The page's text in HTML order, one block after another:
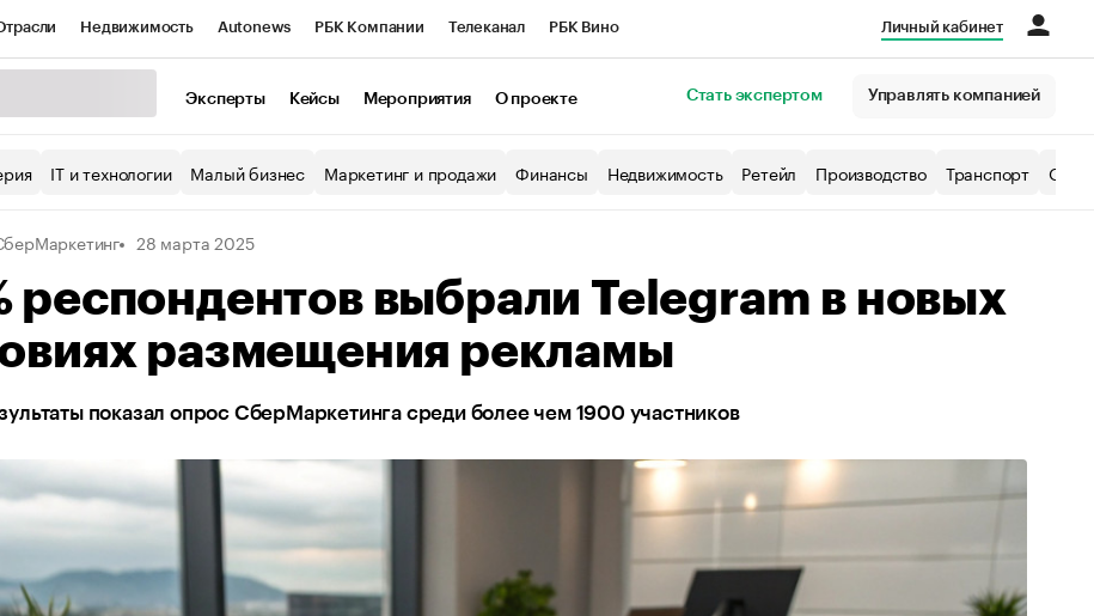
Недвижимость Autonews РБК Компании Телеканал РБК Вино
Экономика Бизнес
Личный кабинет
Эксперты Кейсы Мероприятия О проекте Стать экспертом Управлять компанией
IT и технологии Малый бизнес Маркетинг и продажи Финансы Недвижимость Ретейл Производство Транспорт
28 марта 2025
респондентов выбрали Telegram в новых
размещения рекламы
показал опрос СберМаркетинга среди более чем 1900 участников